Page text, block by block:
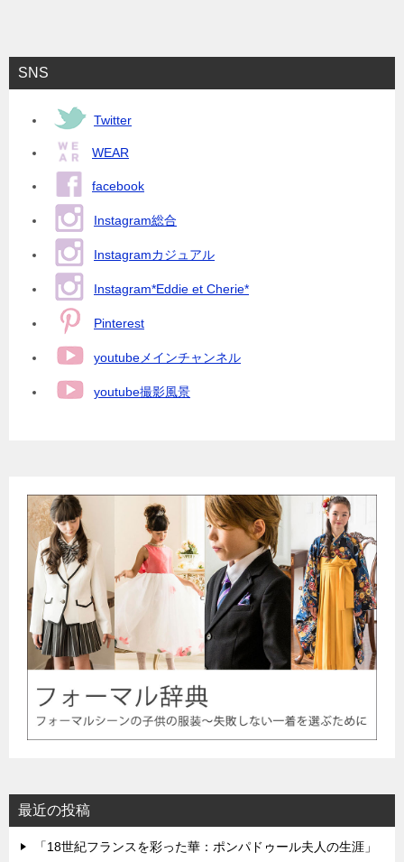
SNS
Twitter
WEAR
facebook
Instagram総合
Instagramカジュアル
Instagram*Eddie et Cherie*
Pinterest
youtubeメインチャンネル
youtube撮影風景
最近の投稿
「18世紀フランスを彩った華：ポンパドゥール夫人の生涯」